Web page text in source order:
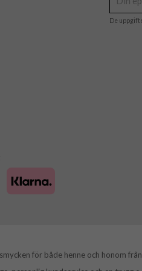
De
för både henne och honom